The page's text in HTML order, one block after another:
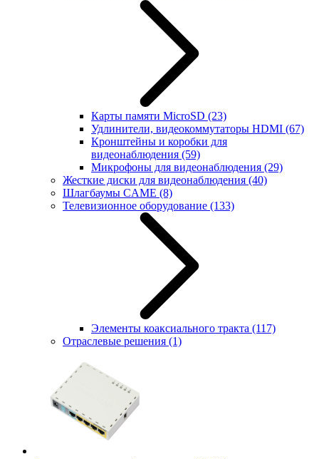
Карты памяти MicroSD (23)
Удлинители, видеокоммутаторы HDMI (67)
Кронштейны и коробки для
видеонаблюдения (59)
Микрофоны для видеонаблюдения (29)
Жесткие диски для видеонаблюдения (40)
Шлагбаумы CAME (8)
Телевизионное оборудование (133)
Элементы коаксиального тракта (117)
Отраслевые решения (1)